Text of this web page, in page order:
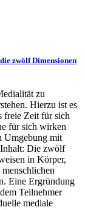
zwölf Dimensionen
zu
Hierzu ist es
freie Zeit für sich
für sich wirken
Umgebung mit
Inhalt: Die zwölf
in Körper,
Eine Ergründung
Teilnehmer
mediale